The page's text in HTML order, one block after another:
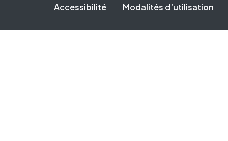
Accessibilité Modalités d’utilisation